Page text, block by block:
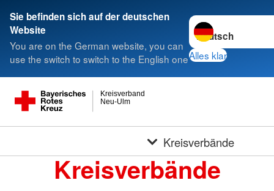
Sie befinden sich auf der deutschen
Website
You are on the German website, you can
use the switch to switch to the English one
Sprache wechseln
Alles klar
Neu-Ulm
Kreisverband
Kreisverbände
Kreisverbände